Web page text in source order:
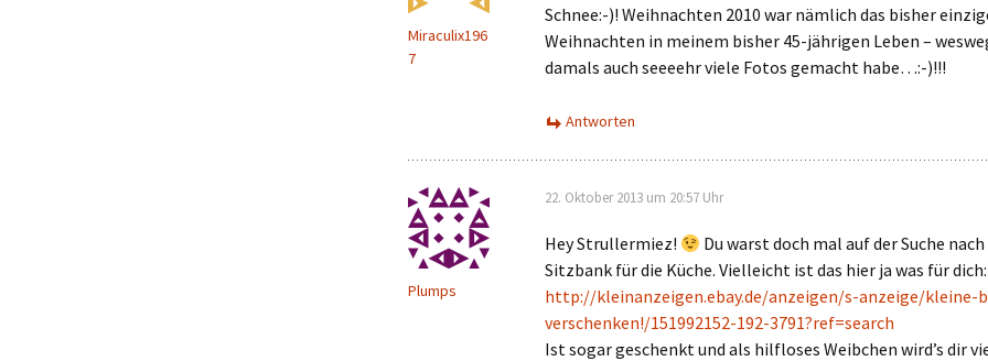
Miraculix196
7
Schnee:-)! Weihnachten 2010 war nämlich das bisher
Weihnachten in meinem bisher 45-jährigen Leben –
damals auch seeeehr viele Fotos gemacht habe…:-)!!!
Antworten
Plumps
22. Oktober 2013 um 20:57 Uhr
Hey Strullermiez!
Du warst doch mal auf der Suche
Sitzbank für die Küche. Vielleicht ist das hier ja was für dich:
http://kleinanzeigen.ebay.de/anzeigen/s-anzeige/kleine-
verschenken!/151992152-192-3791?ref=search
Ist sogar geschenkt und als hilfloses Weibchen wird’s dir